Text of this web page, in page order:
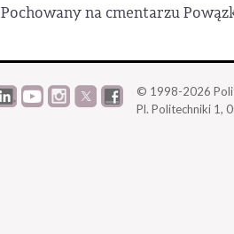
Pochowany na cmentarzu
© 1998-2026
Pl. Politechniki 1,